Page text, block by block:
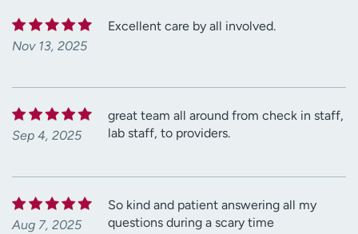
Nov 13, 2025
Excellent care by all involved.
Sep 4, 2025
great team all around from check in staff,
lab staff, to providers.
Aug 7, 2025
So kind and patient answering all my
questions during a scary time